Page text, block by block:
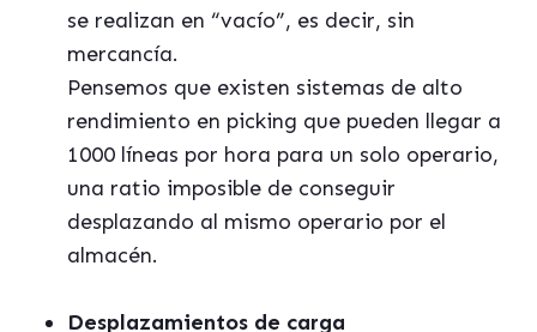
se realizan en “vacío”, es decir, sin
mercancía.
Pensemos que existen sistemas de alto
rendimiento en picking que pueden llegar a
1000 líneas por hora para un solo operario,
una ratio imposible de conseguir
desplazando al mismo operario por el
almacén.
Desplazamientos de carga